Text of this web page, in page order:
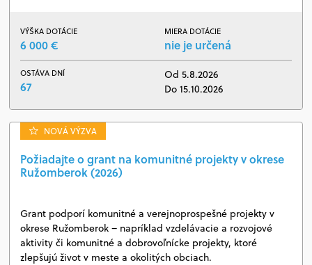
VÝŠKA DOTÁCIE
6 000 €
MIERA DOTÁCIE
nie je určená
OSTÁVA DNÍ
67
Od 5.8.2026
Do 15.10.2026
NOVÁ VÝZVA
Požiadajte o grant na komunitné projekty v okrese
Ružomberok (2026)
Grant podporí komunitné a verejnoprospešné projekty v
okrese Ružomberok – napríklad vzdelávacie a rozvojové
aktivity či komunitné a dobrovoľnícke projekty, ktoré
zlepšujú život v meste a okolitých obciach.